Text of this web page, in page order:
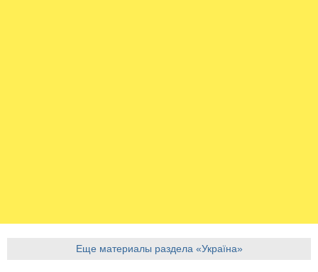
Еще материалы раздела «Україна»